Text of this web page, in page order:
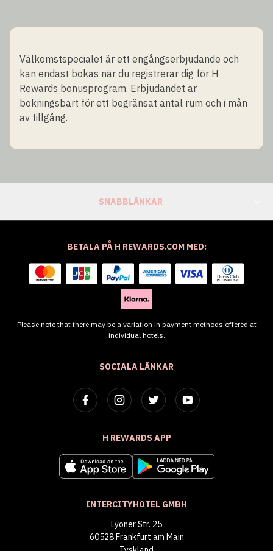
Välkomstspecialet är ett engångserbjudande och
kan endast bokas när du registrerar dig för H
Rewards bonusprogram. Erbjudandet är
bokningsbart för ett begränsat antal rum och i mån
av tillgång.
SNABBLÄNKAR
SOCIALA LÄNKAR
H REWARDS APP
INTERCITYHOTEL GMBH
Lyoner Str. 25
60528 Frankfurt am Main
BETALA PÅ H REWARDS.COM MED:
Please note that there may be a variation in payment methods offered at
individual hotels.